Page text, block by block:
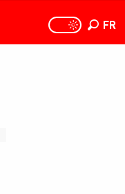
PAGE D’ACCUEIL
PAGE
FR